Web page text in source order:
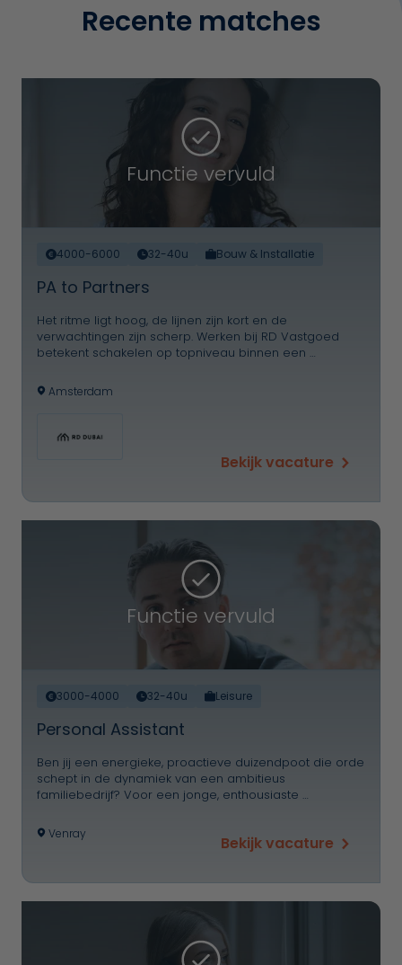
Recente matches
Functie vervuld
4000-6000 32-40u Bouw & Installatie
PA to Partners
Het ritme ligt hoog, de lijnen zijn kort en de
verwachtingen zijn scherp. Werken bij RD Vastgoed
betekent schakelen op topniveau binnen een …
Amsterdam
Bekijk vacature
Functie vervuld
3000-4000 32-40u Leisure
Personal Assistant
Ben jij een energieke, proactieve duizendpoot die orde
schept in de dynamiek van een ambitieus
familiebedrijf? Voor een jonge, enthousiaste …
Venray Bekijk vacature